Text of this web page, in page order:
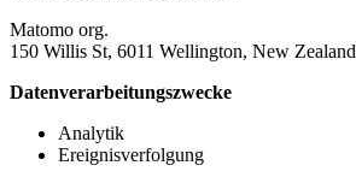
Matomo org.
150 Willis St, 6011 Wellington, New Zealand
Datenverarbeitungszwecke
Analytik
Ereignisverfolgung